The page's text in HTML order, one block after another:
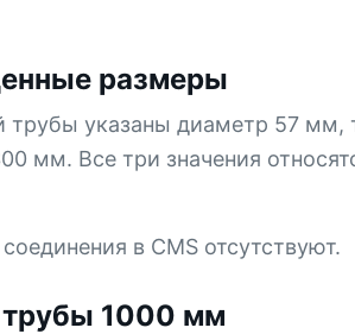
размеры
трубы указаны диаметр 57 мм,
мм. Все три значения
в CMS отсутствуют.
трубы 1000 мм